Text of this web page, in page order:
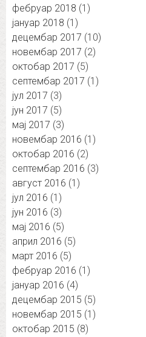
фебруар 2018 (1)
јануар 2018 (1)
децембар 2017 (10)
новембар 2017 (2)
октобар 2017 (5)
септембар 2017 (1)
јул 2017 (3)
јун 2017 (5)
мај 2017 (3)
новембар 2016 (1)
октобар 2016 (2)
септембар 2016 (3)
август 2016 (1)
јул 2016 (1)
јун 2016 (3)
мај 2016 (5)
април 2016 (5)
март 2016 (5)
фебруар 2016 (1)
јануар 2016 (4)
децембар 2015 (5)
новембар 2015 (1)
октобар 2015 (8)